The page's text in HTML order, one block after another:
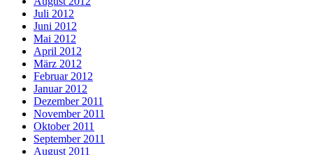
Juli 2012
Juni 2012
Mai 2012
April 2012
März 2012
Februar 2012
Januar 2012
Dezember 2011
November 2011
Oktober 2011
September 2011
August 2011